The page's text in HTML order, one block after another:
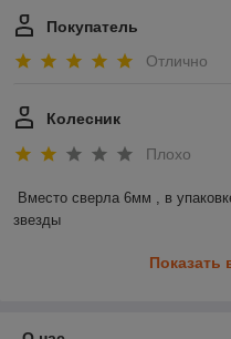
Покупатель
Отлично
Колесник
Плохо
Вместо сверла 6мм , в
звезды
Показать